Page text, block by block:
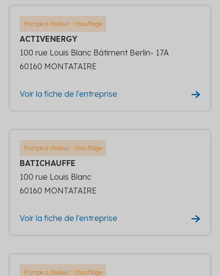
Pompe a chaleur : chauffage
ACTIVENERGY
100 rue Louis Blanc Bâtiment Berlin- 17A
60160 MONTATAIRE
Voir la fiche de l'entreprise
Pompe a chaleur : chauffage
BATICHAUFFE
100 rue Louis Blanc
60160 MONTATAIRE
Voir la fiche de l'entreprise
Pompe a chaleur : chauffage